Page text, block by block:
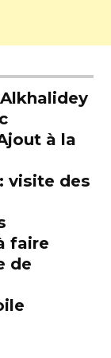
à la
visite des
faire
de